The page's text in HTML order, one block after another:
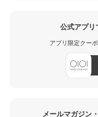
公式アプリ
アプリ限定クー
メールマガジン